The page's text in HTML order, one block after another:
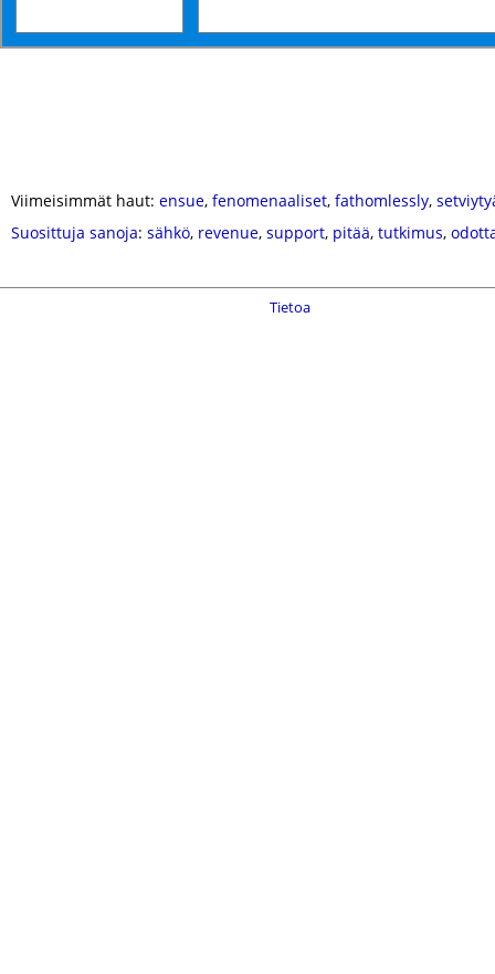
Viimeisimmät haut: ensue, fenomenaaliset, fathomlessly,
Suosittuja sanoja: sähkö, revenue, support, pitää, tutkimus,
Tietoa